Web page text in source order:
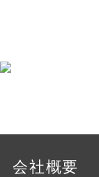
会社概要